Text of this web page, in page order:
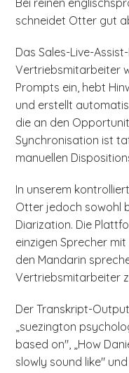
Bei reinen
schneidet Otter gut
Das Sales-Live-
Vertriebsmitarbeiter
Prompts ein, hebt
und erstellt
die an den
Synchronisation ist
manuellen
In unserem
Otter jedoch sowohl
Diarization. Die
einzigen Sprecher
den Mandarin
Vertriebsmitarbeiter
Der Transkript-
„suezington
based on", „How
slowly sound like"